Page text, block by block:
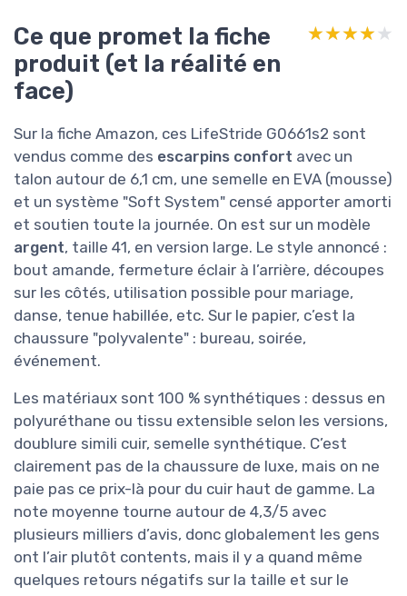
Ce que promet la fiche
produit (et la réalité en
face)
★★★★★
★★★★★
Sur la fiche Amazon, ces LifeStride G0661s2 sont
vendus comme des escarpins confort avec un
talon autour de 6,1 cm, une semelle en EVA (mousse)
et un système "Soft System" censé apporter amorti
et soutien toute la journée. On est sur un modèle
argent, taille 41, en version large. Le style annoncé :
bout amande, fermeture éclair à l’arrière, découpes
sur les côtés, utilisation possible pour mariage,
danse, tenue habillée, etc. Sur le papier, c’est la
chaussure "polyvalente" : bureau, soirée,
événement.
Les matériaux sont 100 % synthétiques : dessus en
polyuréthane ou tissu extensible selon les versions,
doublure simili cuir, semelle synthétique. C’est
clairement pas de la chaussure de luxe, mais on ne
paie pas ce prix-là pour du cuir haut de gamme. La
note moyenne tourne autour de 4,3/5 avec
plusieurs milliers d’avis, donc globalement les gens
ont l’air plutôt contents, mais il y a quand même
quelques retours négatifs sur la taille et sur le